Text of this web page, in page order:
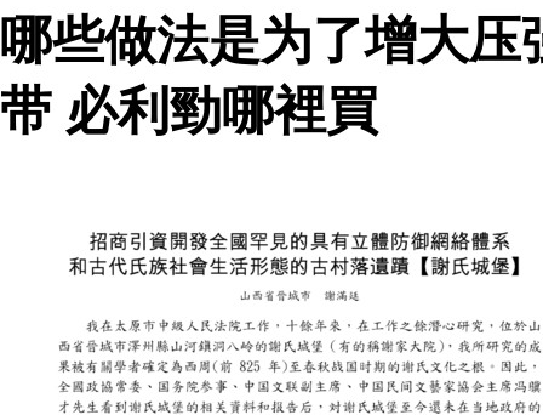
哪些做法是为了增大
带 必利勁哪裡買